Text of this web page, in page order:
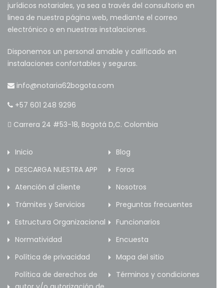
jurídicos notariales, ya sea a través del consultorio en
linea de nuestra página web, mediante el correo
electrónico o en nuestras instalaciones.
Disponemos un personal amable y calificado en
instalaciones confortables y seguras.
info@notaria62bogota.com
+57 601 248 9296
Carrera 24 #53-18, Bogotá D,C. Colombia
Inicio
Blog
DESCARGA NUESTRA APP
Foros
Atención al cliente
Nosotros
Trámites y Servicios
Preguntas frecuentes
Estructura Organizacional
Funcionarios
Normatividad
Encuesta
Política de privacidad
Mapa del sitio
Política de derechos de
Términos y condiciones